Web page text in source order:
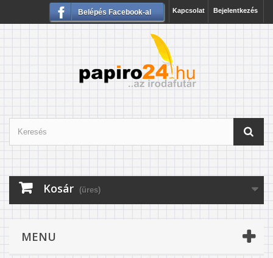
Bejelentkezés
Kapcsolat
Belépés Facebook-al
Kosár (üres)
MENU